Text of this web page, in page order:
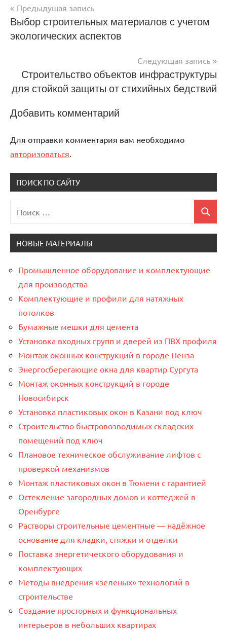
Навигация
по
Предыдущая запись
Выбор строительных материалов с учетом
экологических аспектов
Следующая запись
Строительство объектов инфраструктуры
для стойкой защиты от стихийных бедствий
Добавить комментарий
Для отправки комментария вам необходимо
авторизоваться.
ПОИСК ПО САЙТУ
для:
Поиск
НОВЫЕ МАТЕРИАЛЫ
Промышленное оборудование и комплектующие
для производства
Комплектующие и профили для натяжных
потолков
Бумажные мешки для цемента
Установка входных групп и дверей из ПВХ профиля
Монтаж оконных конструкций в городе Пенза
Энергосберегающие окна для квартир Сургута
Монтаж оконных конструкций в городе
Новосибирск
Установка пластиковых окон в Казани под ключ
Строительство быстровозводимых складских
помещений под ключ
Плановое техническое обслуживание лифтов с
проверкой механизмов
Монтаж пластиковых окон в Тюмени с гарантией
Остекление загородных домов и коттеджей в
Оренбурге
Растворы строительные цементные — надёжное
основание для кладки, стяжки и отделки
Поставка энергетического оборудования и
комплектующих
Методы внедрения «зеленых» технологий в
строительстве
Создание просторных и функциональных
интерьеров в небольших квартирах